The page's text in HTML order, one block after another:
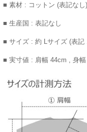
■ 素材 : コットン (表記なし)
■ 生産国 : 表記なし
■ サイズ : 約 Lサイズ (表記
■ 実寸値 : 肩幅 44cm , 身